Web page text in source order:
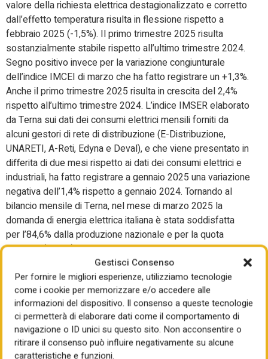
Gestisci Consenso
Per fornire le migliori esperienze, utilizziamo tecnologie
come i cookie per memorizzare e/o accedere alle
informazioni del dispositivo. Il consenso a queste tecnologie
ci permetterà di elaborare dati come il comportamento di
navigazione o ID unici su questo sito. Non acconsentire o
ritirare il consenso può influire negativamente su alcune
caratteristiche e funzioni.
valore della richiesta elettrica destagionalizzato e corretto
dall’effetto temperatura risulta in flessione rispetto a
febbraio 2025 (-1,5%). Il primo trimestre 2025 risulta
sostanzialmente stabile rispetto all’ultimo trimestre 2024.
Segno positivo invece per la variazione congiunturale
dell’indice IMCEI di marzo che ha fatto registrare un +1,3%.
Anche il primo trimestre 2025 risulta in crescita del 2,4%
rispetto all’ultimo trimestre 2024. L’indice IMSER elaborato
da Terna sui dati dei consumi elettrici mensili forniti da
alcuni gestori di rete di distribuzione (E-Distribuzione,
UNARETI, A-Reti, Edyna e Deval), e che viene presentato in
differita di due mesi rispetto ai dati dei consumi elettrici e
industriali, ha fatto registrare a gennaio 2025 una variazione
negativa dell’1,4% rispetto a gennaio 2024. Tornando al
bilancio mensile di Terna, nel mese di marzo 2025 la
domanda di energia elettrica italiana è stata soddisfatta
per l’84,6% dalla produzione nazionale e per la quota
restante (15,4%) dal saldo dell’energia scambiata con
l’estero. Il valore del saldo estero mensile è stato pari a
3,9 TWh, -25,9% rispetto al valore registrato a marzo 2024
(5,24 TWh). In particolare, la riduzione dell’import è
essenzialmente imputabile a minori flussi dalla frontiera
svizzera. In dettaglio, la produzione nazionale netta è
risultata pari a 22 miliardi di kWh. Le fonti rinnovabili hanno
coperto il 39% della domanda elettrica (era il 42,3% a